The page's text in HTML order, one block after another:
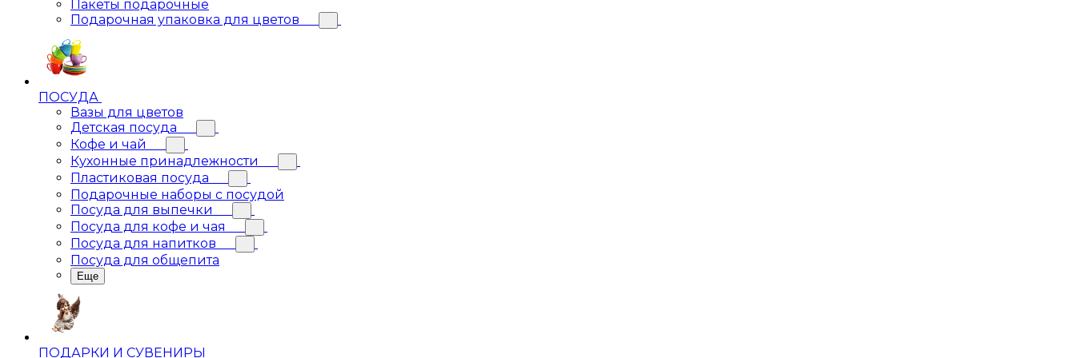
Пакеты подарочные
Подарочная упаковка для цветов
ПОСУДА
Вазы для цветов
Детская посуда
Кофе и чай
Кухонные принадлежности
Пластиковая посуда
Подарочные наборы с посудой
Посуда для выпечки
Посуда для кофе и чая
Посуда для напитков
Посуда для общепита
Еще
ПОДАРКИ И СУВЕНИРЫ